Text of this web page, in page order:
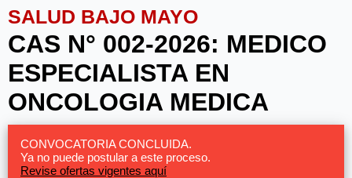
SALUD BAJO MAYO
CAS N° 002-2026: MEDICO
ESPECIALISTA EN
ONCOLOGIA MEDICA
CONVOCATORIA CONCLUIDA.
Ya no puede postular a este proceso.
Revise ofertas vigentes aquí